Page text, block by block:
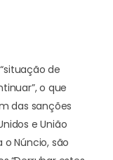
de
o que
das sanções
e União
o Núncio, são